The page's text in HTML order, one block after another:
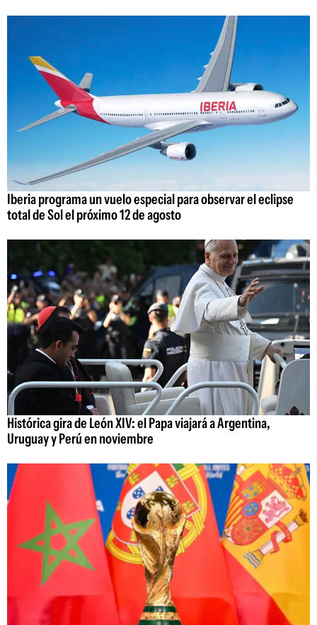
Iberia programa un vuelo especial para observar el eclipse
total de Sol el próximo 12 de agosto
Histórica gira de León XIV: el Papa viajará a Argentina,
Uruguay y Perú en noviembre